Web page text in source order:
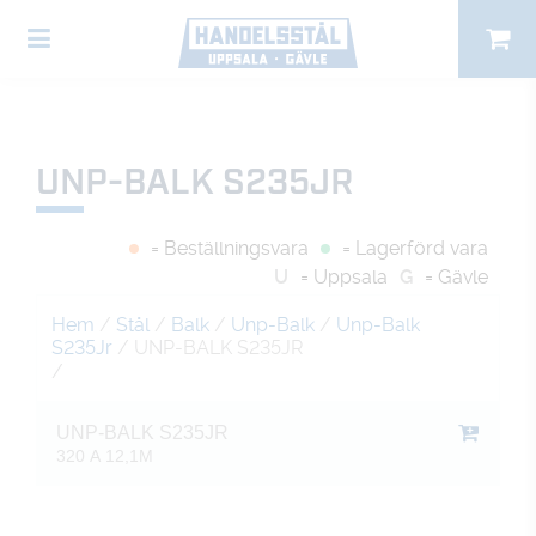
UNP-BALK S235JR
= Beställningsvara
= Lagerförd vara
U
= Uppsala G = Gävle
Hem / Stål / Balk / Unp-Balk / Unp-Balk
S235Jr / UNP-BALK S235JR
/
UNP-BALK S235JR
320 A 12,1M